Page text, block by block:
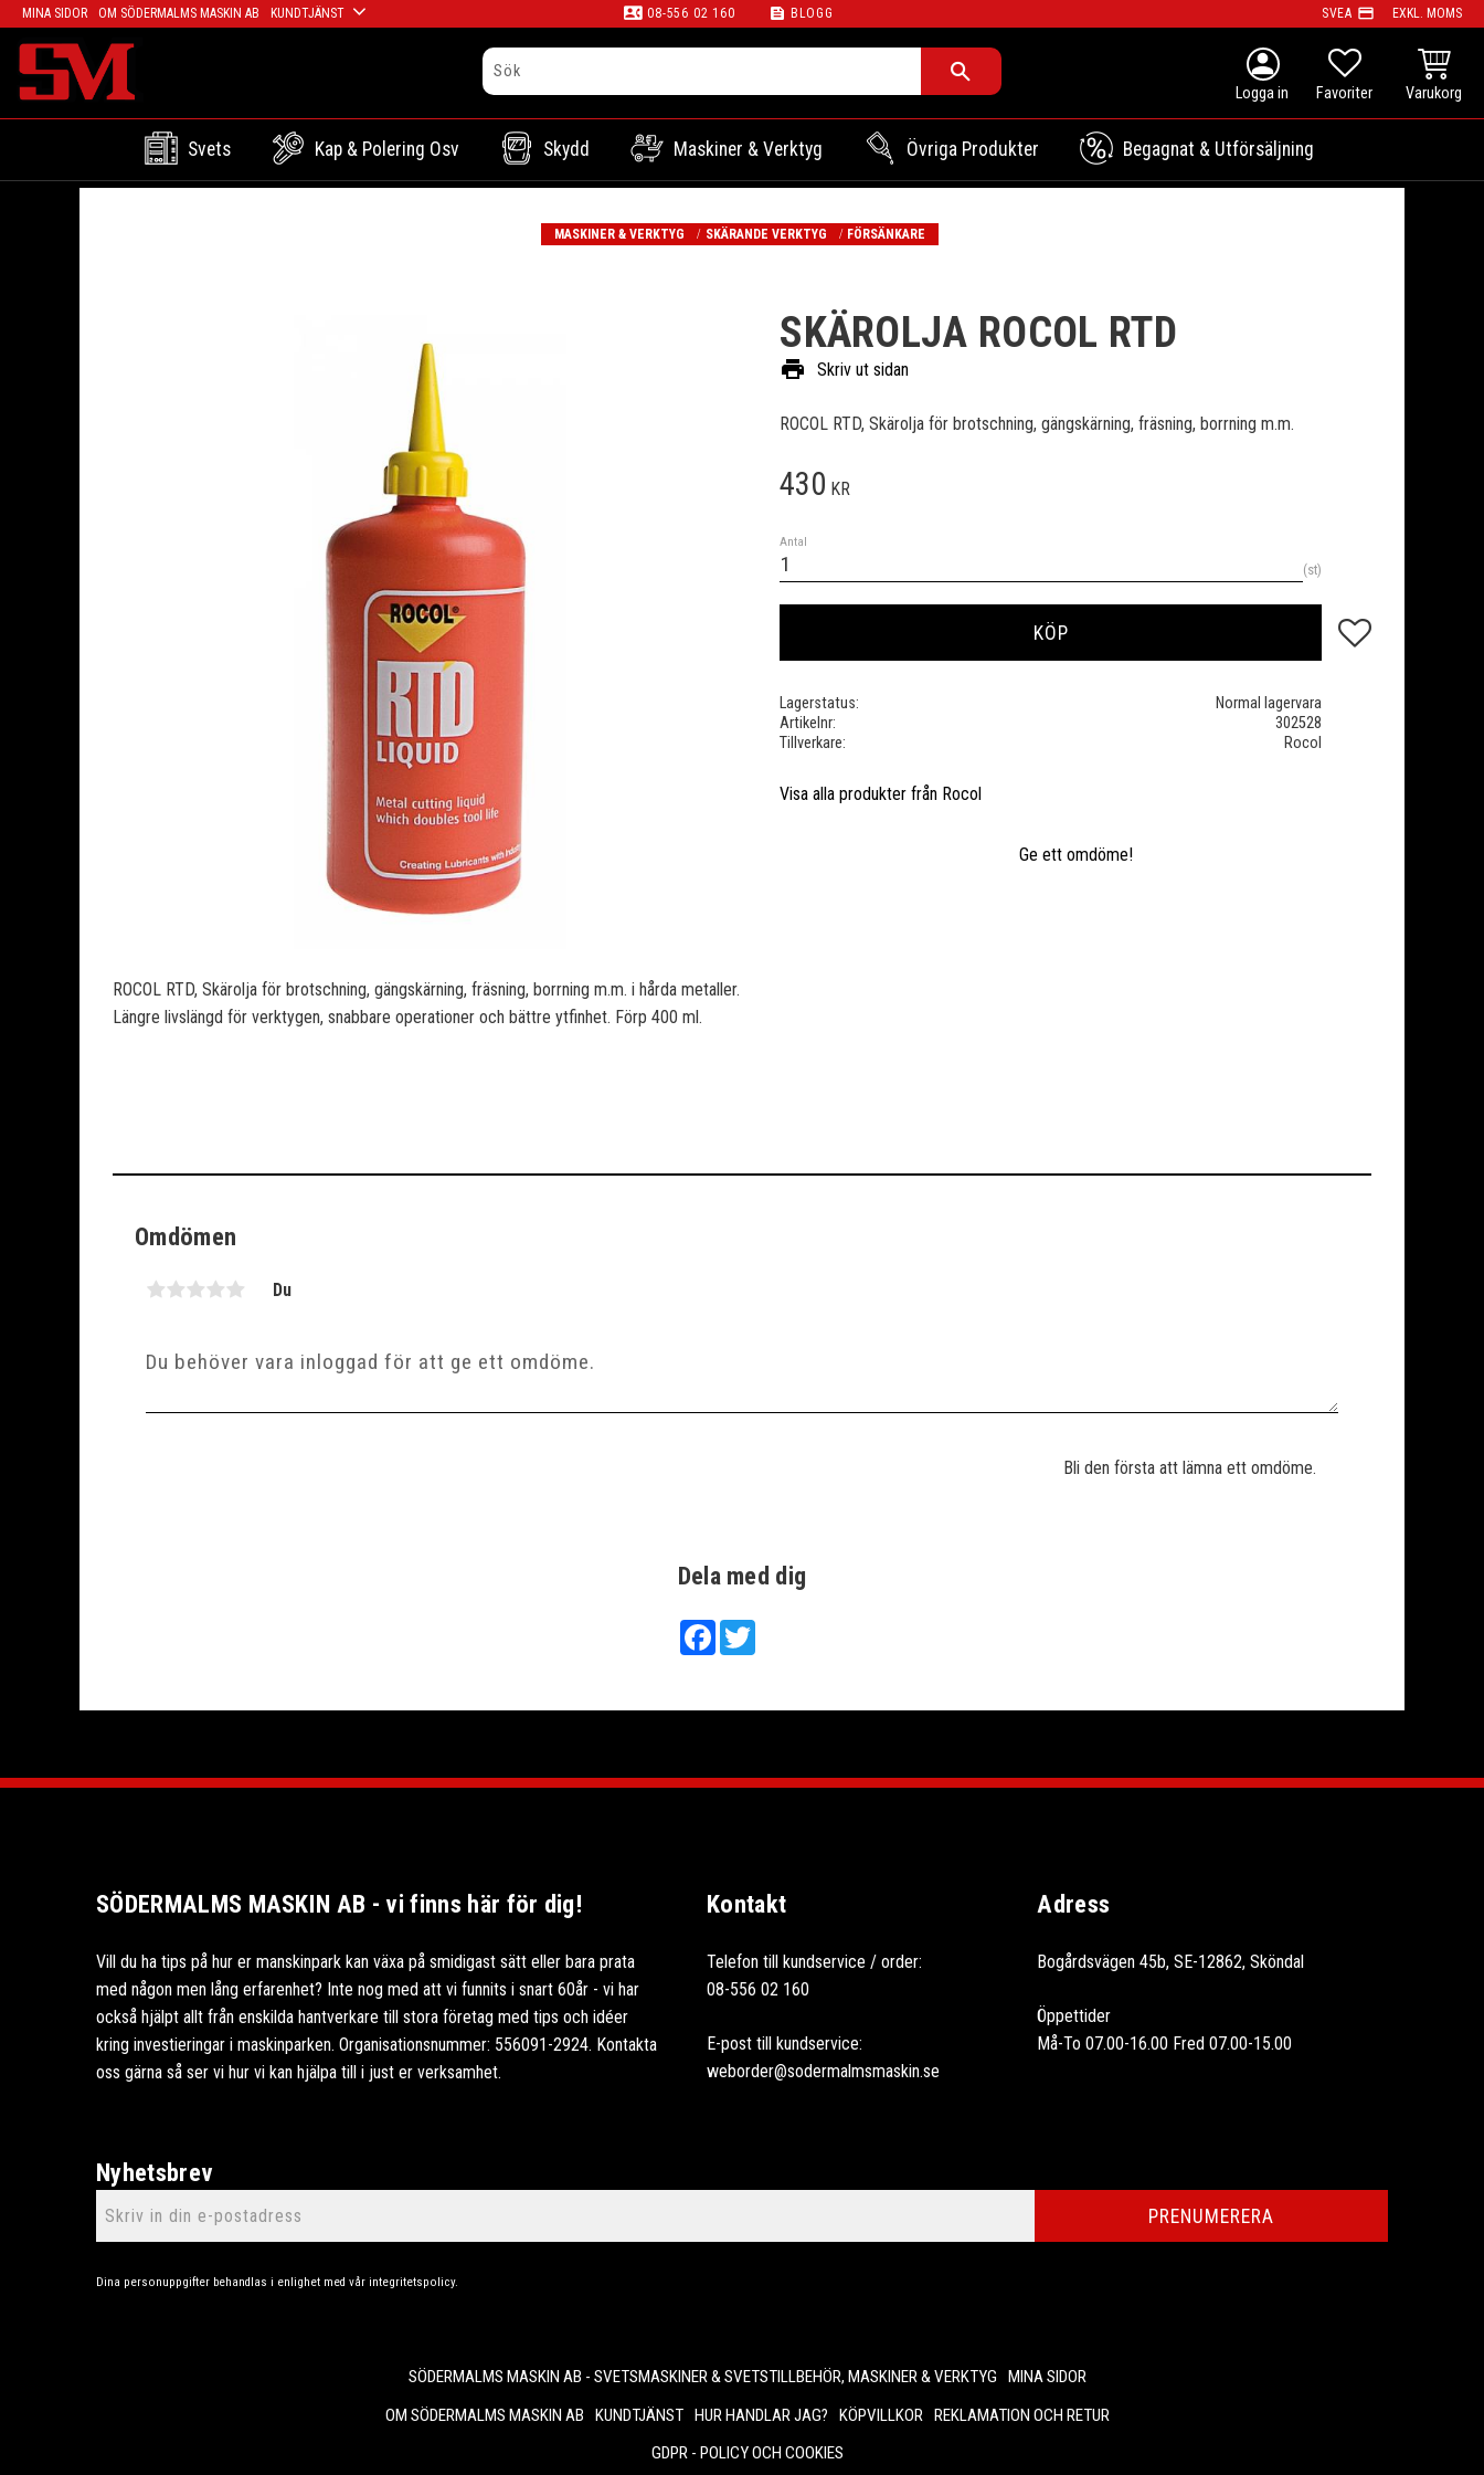
MINA SIDOR OM SÖDERMALMS MASKIN AB KUNDTJÄNST contact_phone 08-556 02 160 feed BLOGG SVEA payment EXKL. MOMS
person
FAVORITER
Svets Kap & Polering Osv Skydd Maskiner & Verktyg Övriga Produkter Begagnat & Utförsäljning
MASKINER & VERKTYG SKÄRANDE VERKTYG FÖRSÄNKARE
SKÄROLJA ROCOL RTD
print Skriv ut sidan
ROCOL RTD, Skärolja för brotschning, gängskärning, fräsning, borrning m.m.
ROCOL RTD, Skärolja för brotschning, gängskärning, fräsning, borrning m.m. i hårda metaller.
Längre livslängd för verktygen, snabbare operationer och bättre ytfinhet. Förp 400 ml.
430 KR
Antal
st
KÖP Lägg till i favoriter
Lagerstatus
Normal lagervara
Artikelnr
302528
Tillverkare
Rocol
Visa alla produkter från Rocol
Ge ett omdöme!
Dela med dig
FacebookTwitter
Omdömen
Du
Bli den första att lämna ett omdöme.
SÖDERMALMS MASKIN AB - vi finns här för dig!
Vill du ha tips på hur er manskinpark kan växa på smidigast sätt eller bara prata
med någon men lång erfarenhet? Inte nog med att vi funnits i snart 60år - vi har
också hjälpt allt från enskilda hantverkare till stora företag med tips och idéer
kring investieringar i maskinparken. Organisationsnummer: 556091-2924. Kontakta
oss gärna så ser vi hur vi kan hjälpa till i just er verksamhet.
Kontakt
Telefon till kundservice / order:
08-556 02 160
E-post till kundservice:
weborder@sodermalmsmaskin.se
Adress
Bogårdsvägen 45b, SE-12862, Sköndal
Öppettider
Må-To 07.00-16.00 Fred 07.00-15.00
Nyhetsbrev
PRENUMERERA
Dina personuppgifter behandlas i enlighet med vår integritetspolicy.
SÖDERMALMS MASKIN AB - SVETSMASKINER & SVETSTILLBEHÖR, MASKINER & VERKTYG
MINA SIDOR
OM SÖDERMALMS MASKIN AB
KUNDTJÄNST HUR HANDLAR JAG? KÖPVILLKOR REKLAMATION OCH RETUR
GDPR - POLICY OCH COOKIES